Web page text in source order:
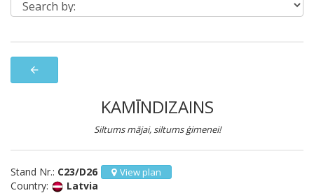
arrow_back
KAMĪNDIZAINS
Siltums mājai, siltums ģimenei!
Stand Nr.: C23/D26 View plan
Country: Latvia